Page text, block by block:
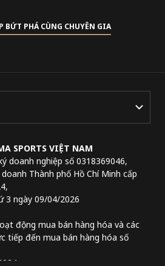
BỨT PHÁ CÙNG CHUYÊN GIA
SPORTS VIỆT NAM
doanh nghiệp số 0318369046,
Thành phố Hồ Chí Minh cấp
3 ngày 09/04/2026
động mua bán hàng hóa và các
tiếp đến mua bán hàng hóa số